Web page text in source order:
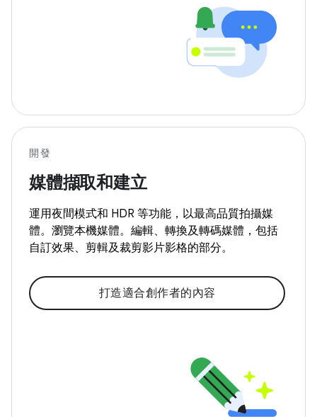
開發
媒體擷取和建立
運用夜間模式和 HDR 等功能，以最高品質拍攝媒
體。瀏覽本機媒體。編輯、轉換及轉碼媒體，包括
自訂效果、剪輯及裁剪影片影格的部分。
打造適合創作者的內容